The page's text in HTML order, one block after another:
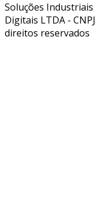
Soluções
Digitais LTDA -
direitos reservados